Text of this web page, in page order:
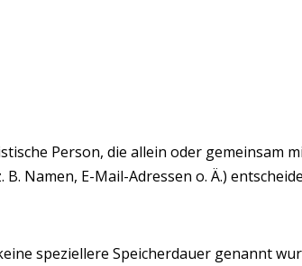
Person, die allein oder gemeinsam
Namen, E-Mail-Adressen o. Ä.)
speziellere Speicherdauer genannt